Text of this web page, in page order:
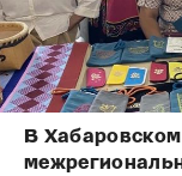
В